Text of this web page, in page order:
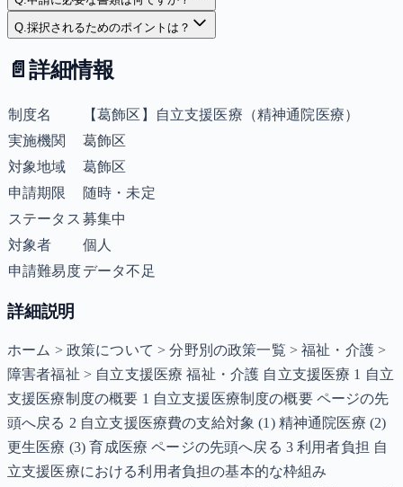
Q.採択されるためのポイントは？
📄 詳細情報
制度名
【葛飾区】自立支援医療（精神通院医療）
実施機関
葛飾区
対象地域
葛飾区
申請期限
随時・未定
ステータス 募集中
対象者
個人
申請難易度データ不足
詳細説明
ホーム > 政策について > 分野別の政策一覧 > 福祉・介護 >
障害者福祉 > 自立支援医療 福祉・介護 自立支援医療 1 自立
支援医療制度の概要 1 自立支援医療制度の概要 ページの先
頭へ戻る 2 自立支援医療費の支給対象 (1) 精神通院医療 (2)
更生医療 (3) 育成医療 ページの先頭へ戻る 3 利用者負担 自
立支援医療における利用者負担の基本的な枠組み